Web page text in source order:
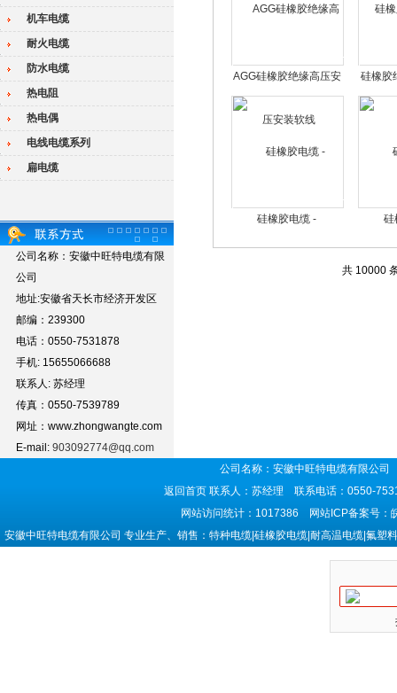
机车电缆
耐火电缆
防水电缆
热电阻
热电偶
电线电缆系列
扁电缆
公司名称：安徽中旺特电缆有限
公司
地址:安徽省天长市经济开发区
邮编：239300
电话：0550-7531878
手机: 15655066688
联系人: 苏经理
传真：0550-7539789
网址：www.zhongwangte.com
E-mail: 903092774@qq.com
AGG硅橡胶绝缘高压安
装软线
硅橡胶
硅橡胶电缆 -
硅
共 10000
公司名称：安徽中旺特电缆有限公
返回首页 联系人：苏经理 联系电话：0550-
网站访问统计：1017386 网站ICP备案号：
安徽中旺特电缆有限公司 专业生产、销售：特种电缆|硅橡胶电缆|耐高温电缆|氟